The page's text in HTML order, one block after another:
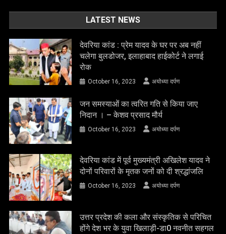
LATEST NEWS
देवरिया कांड : प्रेम यादव के घर पर अब नहीं
चलेगा बुलडोजर, इलाहाबाद हाईकोर्ट ने लगाई
रोक
October 16, 2023 अयोध्या दर्पण
जन समस्याओं का त्वरित गति से किया जाए
निदान । – केशव प्रसाद मौर्य
October 16, 2023 अयोध्या दर्पण
देवरिया कांड में पूर्व मुख्यमंत्री अखिलेश यादव ने
दोनों परिवारों के मृतक जनों को दी श्रद्धांजलि
October 16, 2023 अयोध्या दर्पण
उत्तर प्रदेश की कला और संस्कृतिक से परिचित
होंगे देश भर के युवा खिलाड़ी-डा0 नवनीत सहगल